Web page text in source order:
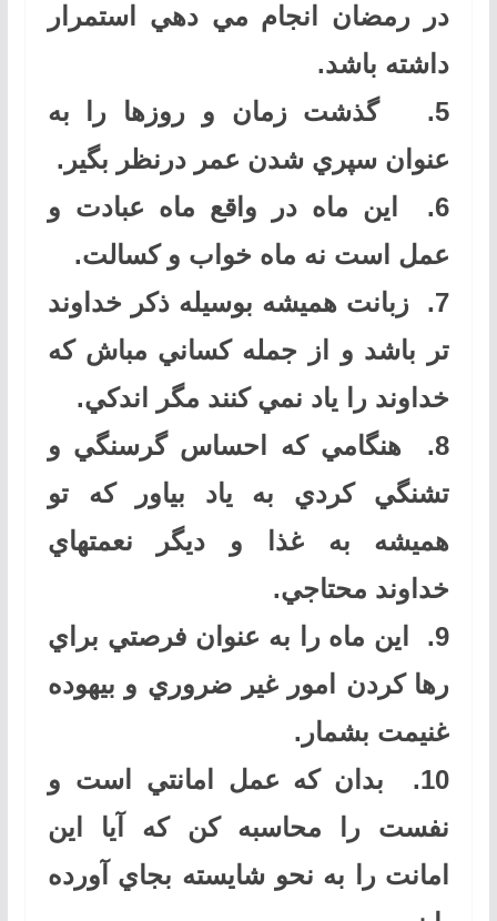
در رمضان انجام مي دهي استمرار
داشته باشد.
5.
گذشت زمان و روزها را به
عنوان سپري شدن عمر درنظر بگير .
6.
اين ماه در واقع ماه عبادت و
عمل است نه ماه خواب و كسالت.
7.
زبانت هميشه بوسيله ذكر خداوند
تر باشد و از جمله كساني مباش كه
خداوند را ياد نمي كنند مگر اندكي.
8.
هنگامي كه احساس گرسنگي و
تشنگي كردي به ياد بياور كه تو
هميشه به غذا و ديگر نعمتهاي
خداوند محتاجي.
9.
اين ماه را به عنوان فرصتي براي
رها كردن امور غير ضروري و بيهوده
غنيمت بشمار .
10.
بدان كه عمل امانتي است و
نفست را محاسبه كن كه آيا اين
امانت را به نحو شايسته بجاي آورده